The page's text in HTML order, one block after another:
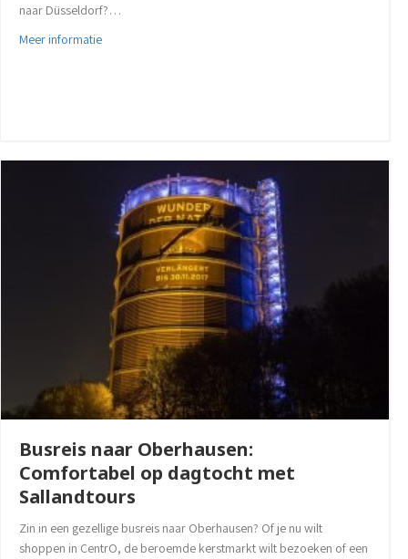
naar Düsseldorf?…
Meer informatieabout Busreis naar Düsseldorf: Bezoek de sfeervolle
Busreis naar Oberhausen:
Comfortabel op dagtocht met
Sallandtours
Zin in een gezellige busreis naar Oberhausen? Of je nu wilt
shoppen in CentrO, de beroemde kerstmarkt wilt bezoeken of een